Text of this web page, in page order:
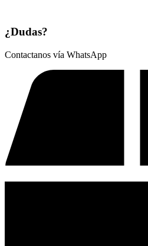
¿Dudas?
Contactanos vía WhatsApp